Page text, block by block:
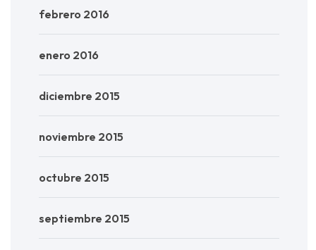
febrero 2016
enero 2016
diciembre 2015
noviembre 2015
octubre 2015
septiembre 2015